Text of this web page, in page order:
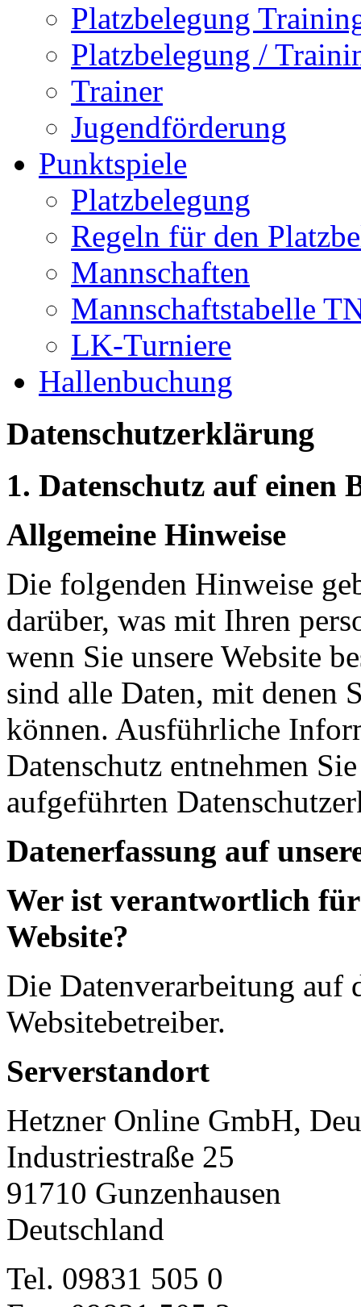
Platzbelegung
Platzbelegung /
Trainer
Jugendförderung
Punktspiele
Platzbelegung
Regeln für den
Mannschaften
Mannschaftstabelle
LK-Turniere
Hallenbuchung
Datenschutzerklärung
1. Datenschutz auf einen
Allgemeine Hinweise
Die folgenden Hinweise
darüber, was mit Ihren
wenn Sie unsere Website
sind alle Daten, mit denen
können. Ausführliche
Datenschutz entnehmen
aufgeführten
Datenerfassung auf
Wer ist verantwortlich für
Website?
Die Datenverarbeitung auf
Websitebetreiber.
Serverstandort
Hetzner Online GmbH,
Industriestraße 25
91710 Gunzenhausen
Deutschland
Tel. 09831 505 0